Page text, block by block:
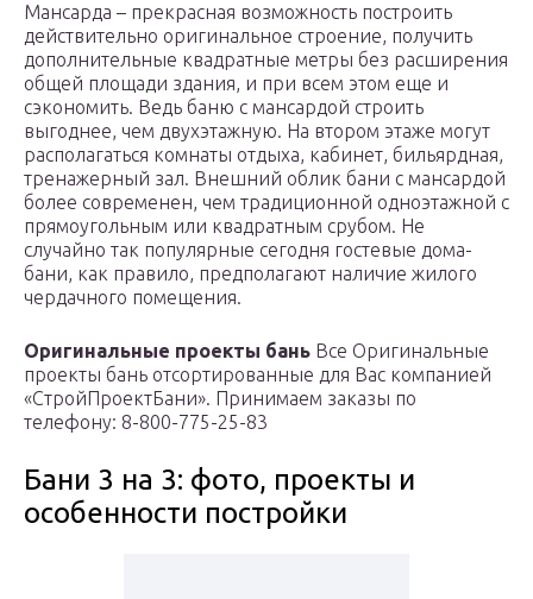
Мансарда – прекрасная возможность построить
действительно оригинальное строение, получить
дополнительные квадратные метры без расширения
общей площади здания, и при всем этом еще и
сэкономить. Ведь баню с мансардой строить
выгоднее, чем двухэтажную. На втором этаже могут
располагаться комнаты отдыха, кабинет, бильярдная,
тренажерный зал. Внешний облик бани с мансардой
более современен, чем традиционной одноэтажной с
прямоугольным или квадратным срубом. Не
случайно так популярные сегодня гостевые дома-
бани, как правило, предполагают наличие жилого
чердачного помещения.
Оригинальные проекты бань Все Оригинальные
проекты бань отсортированные для Вас компанией
«СтройПроектБани». Принимаем заказы по
телефону: 8-800-775-25-83
Бани 3 на 3: фото, проекты и
особенности постройки